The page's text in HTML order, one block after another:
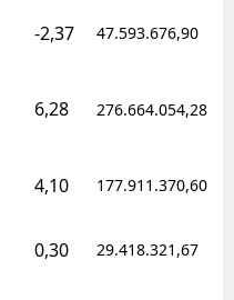
-2,37 47.593.676,90
6,28 276.664.054,28
4,10 177.911.370,60
0,30 29.418.321,67